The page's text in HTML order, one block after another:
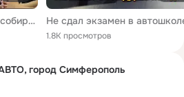
Что надо знать тем, кто собирается сдавать на права?
1.8K просмотров
город Симферополь